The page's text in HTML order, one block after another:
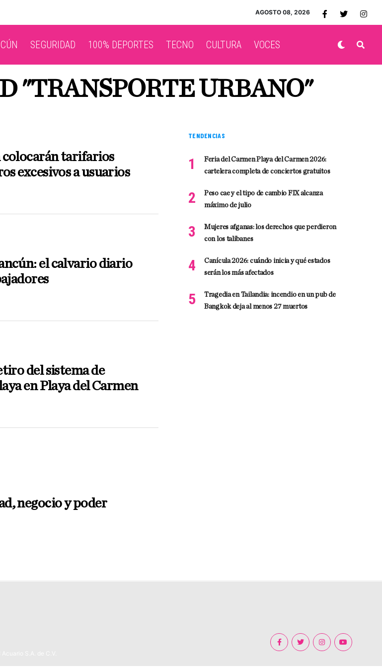
AGOSTO 08, 2026
SEGURIDAD 100% DEPORTES TECNO CULTURA VOCES
"TRANSPORTE URBANO"
colocarán tarifarios
excesivos a usuarios
el calvario diario
del sistema de
en Playa del Carmen
negocio y poder
TENDENCIAS
Feria del Carmen Playa del Carmen 2026:
cartelera completa de conciertos gratuitos
Peso cae y el tipo de cambio FIX alcanza
máximo de julio
Mujeres afganas: los derechos que perdieron
con los talibanes
Canícula 2026: cuándo inicia y qué estados
serán los más afectados
Tragedia en Tailandia: incendio en un pub de
Bangkok deja al menos 27 muertos